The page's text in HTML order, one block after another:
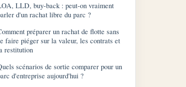
LLD, buy-back : peut-on vraiment
d'un rachat libre du parc ?
préparer un rachat de flotte sans
faire piéger sur la valeur, les contrats et
restitution
scénarios de sortie comparer pour un
d'entreprise aujourd'hui ?